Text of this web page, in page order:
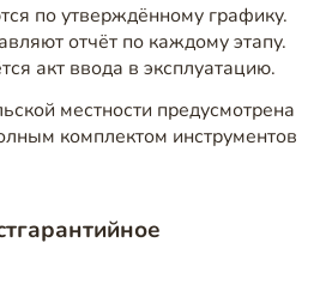
по утверждённому графику.
отчёт по каждому этапу.
акт ввода в эксплуатацию.
местности предусмотрена
комплектом инструментов